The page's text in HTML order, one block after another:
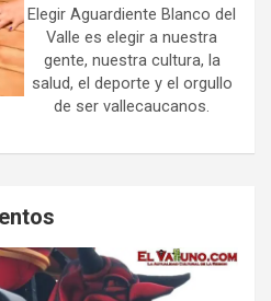
Elegir Aguardiente Blanco del
Valle es elegir a nuestra
gente, nuestra cultura, la
salud, el deporte y el orgullo
de ser vallecaucanos.